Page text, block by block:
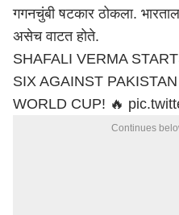
गगनचुंबी षटकार ठोकला.
असेच वाटत होते.
SHAFALI VERMA
SIX AGAINST
WORLD CUP! 🔥
Continues